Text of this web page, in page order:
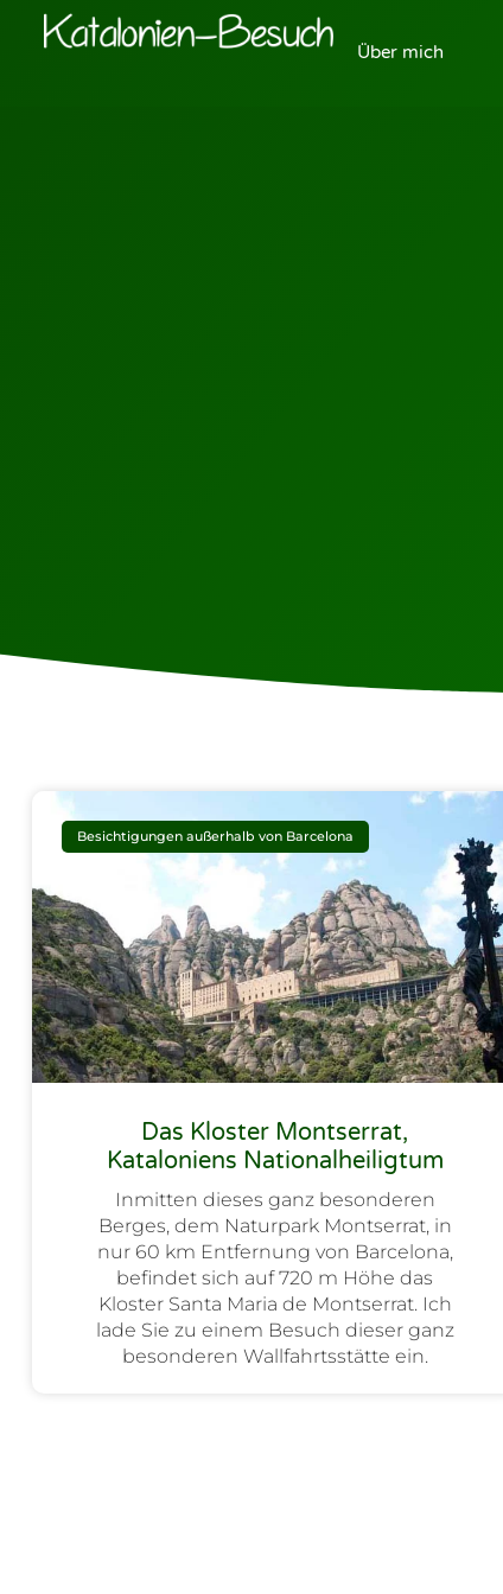
Über mich
Besichtigungen außerhalb von Barcelona
Das Kloster Montserrat,
Kataloniens Nationalheiligtum
Inmitten dieses ganz besonderen
Berges, dem Naturpark Montserrat, in
nur 60 km Entfernung von Barcelona,
befindet sich auf 720 m Höhe das
Kloster Santa Maria de Montserrat. Ich
lade Sie zu einem Besuch dieser ganz
besonderen Wallfahrtsstätte ein.